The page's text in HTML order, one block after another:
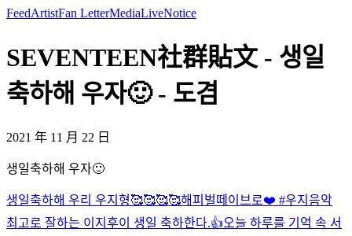
FeedArtistFan LetterMediaLiveNotice
SEVENTEEN社群貼文 - 생일
축하해 우자🙂 - 도겸
2021 年 11 月 22 日
생일축하해 우자🙂
생일축하해 우리 우지형🥰🥰🥰🥰해피벌떼이브로❤️ #우지 음악
최고로 잘하는 이지후이 생일 축하한다.👍오늘 하루를 기억 속 서